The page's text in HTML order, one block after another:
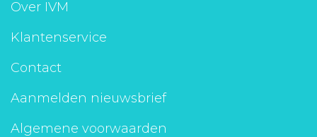
Over IVM
Klantenservice
Contact
Aanmelden nieuwsbrief
Algemene voorwaarden